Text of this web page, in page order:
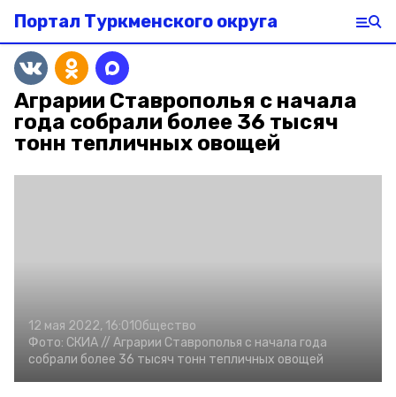
Портал Туркменского округа
Аграрии Ставрополья с начала
года собрали более 36 тысяч
тонн тепличных овощей
12 мая 2022, 16:01Общество
Фото: СКИА // Аграрии Ставрополья с начала года
собрали более 36 тысяч тонн тепличных овощей